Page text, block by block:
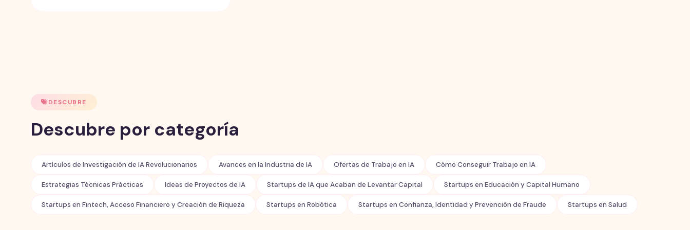
DESCUBRE
Descubre por categoría
Artículos de Investigación de IA Revolucionarios Avances en la Industria de IA Ofertas de Trabajo en IA Cómo Conseguir Trabajo en IA
Estrategias Técnicas Prácticas Ideas de Proyectos de IA Startups de IA que Acaban de Levantar Capital Startups en Educación y Capital Humano
Startups en Fintech, Acceso Financiero y Creación de Riqueza Startups en Robótica Startups en Confianza, Identidad y Prevención de Fraude Startups en Salud